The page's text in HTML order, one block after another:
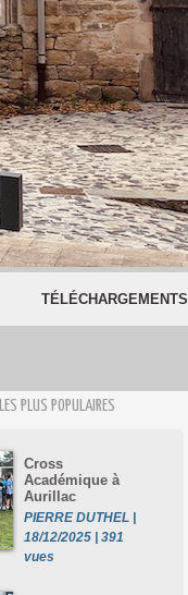
TÉLÉCHARGEMENTS
LES PLUS POPULAIRES
Cross
Académique à
Aurillac
PIERRE DUTHEL |
18/12/2025 | 391
vues